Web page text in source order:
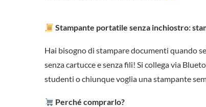
Stampante portatile senza inchiostro:
Hai bisogno di stampare documenti quando
senza cartucce e senza fili! Si collega via
studenti o chiunque voglia una stampante
Perché comprarlo?